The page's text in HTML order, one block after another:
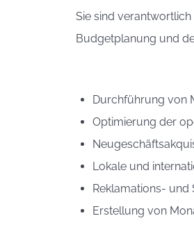
Sie sind
Budgetplanung und
Durchführung von
Optimierung der
Lokale und
Reklamations- und
Erstellung von